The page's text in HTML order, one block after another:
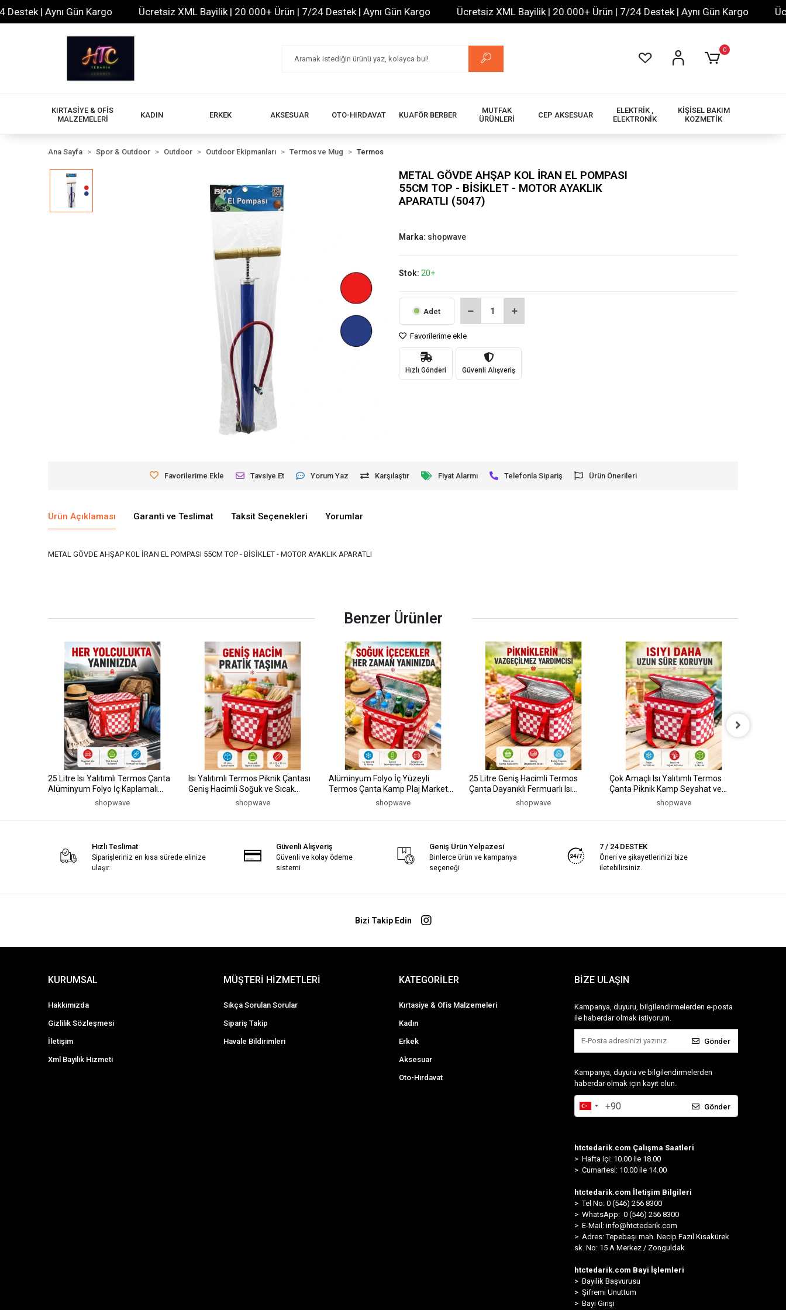
| Aynı Gün Kargo Ücretsiz XML Bayilik | 20.000+ Ürün | 7/24 Destek | Aynı Gün Kargo Ücretsiz XML Bayilik | 20.000+ Ürün | 7/24 Destek | Aynı Gün Kargo
0
KIRTASİYE & OFİS
MALZEMELERİ
KADIN ERKEK AKSESUAR OTO-HIRDAVAT KUAFÖR BERBER
MUTFAK
ÜRÜNLERİ
CEP AKSESUAR
ELEKTRİK ,
ELEKTRONİK
KİŞİSEL BAKIM
KOZMETİK
Ana Sayfa Spor & Outdoor Outdoor Outdoor Ekipmanları Termos ve Mug Termos
METAL GÖVDE AHŞAP KOL İRAN EL POMPASI
55CM TOP - BİSİKLET - MOTOR AYAKLIK
APARATLI (5047)
Marka: shopwave
Stok: 20+
Adet
Favorilerime ekle
Hızlı Gönderi Güvenli Alışveriş
Favorilerime Ekle Tavsiye Et Yorum Yaz Karşılaştır Fiyat Alarmı Telefonla Sipariş Ürün Önerileri
Ürün Açıklaması Garanti ve Teslimat Taksit Seçenekleri Yorumlar
METAL GÖVDE AHŞAP KOL İRAN EL POMPASI 55CM TOP - BİSİKLET - MOTOR AYAKLIK APARATLI
Benzer Ürünler
25 Litre Isı Yalıtımlı Termos Çanta
Alüminyum Folyo İç Kaplamalı
Piknik Çantasıshopwave
Isı Yalıtımlı Termos Piknik Çantası
Geniş Hacimli Soğuk ve Sıcak
Taşıma Çantasıshopwave
Alüminyum Folyo İç Yüzeyli
Termos Çanta Kamp Plaj Market
ve Piknik Çantasıshopwave
25 Litre Geniş Hacimli Termos
Çanta Dayanıklı Fermuarlı Isı
Korumalı Taşıma Çantası
shopwave
Çok Amaçlı Isı Yalıtımlı Termos
Çanta Piknik Kamp Seyahat ve
Market Kullanımına Uygun
shopwave
Hızlı Teslimat
Siparişleriniz en kısa sürede elinize
ulaşır.
Güvenli Alışveriş
Güvenli ve kolay ödeme
sistemi
Geniş Ürün Yelpazesi
Binlerce ürün ve kampanya
seçeneği
7 / 24 DESTEK
Öneri ve şikayetlerinizi bize
iletebilirsiniz.
Bizi Takip Edin
KURUMSAL
Hakkımızda
Gizlilik Sözleşmesi
İletişim
Xml Bayilik Hizmeti
MÜŞTERİ HİZMETLERİ
Sıkça Sorulan Sorular
Sipariş Takip
Havale Bildirimleri
KATEGORİLER
Kırtasiye & Ofis Malzemeleri
Kadın
Erkek
Aksesuar
Oto-Hırdavat
BİZE ULAŞIN
Kampanya, duyuru, bilgilendirmelerden e-posta
ile haberdar olmak istiyorum.
Gönder
Kampanya, duyuru ve bilgilendirmelerden
haberdar olmak için kayıt olun.
Gönder
htctedarik.com Çalışma Saatleri
> Hafta içi: 10.00 ile 18.00
> Cumartesi: 10.00 ile 14.00
htctedarik.com İletişim Bilgileri
> Tel No: 0 (546) 256 8300
> WhatsApp: 0 (546) 256 8300
> E-Mail: info@htctedarik.com
> Adres: Tepebaşı mah. Necip Fazıl Kısakürek
sk. No: 15 A Merkez / Zonguldak
htctedarik.com Bayi İşlemleri
> Bayilik Başvurusu
> Şifremi Unuttum
> Bayi Girişi